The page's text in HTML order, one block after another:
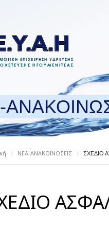
/ ΝΕΑ-ΑΝΑΚΟΙΝΩΣΕΙΣ / ΣΧΕΔΙΟ